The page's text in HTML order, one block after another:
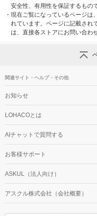
安全性、有用性を保証するもの
・ 現在ご覧になっているページは
れています。ページに記載され
は、直接各ストアにお問い合わ
関連サイト・ヘルプ・その他
お知らせ
LOHACOとは
AIチャットで質問する
お客様サポート
ASKUL（法人向け）
アスクル株式会社（会社概要）